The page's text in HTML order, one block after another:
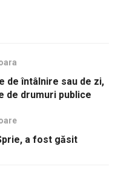
de întâlnire sau de zi,
de drumuri publice
a fost găsit